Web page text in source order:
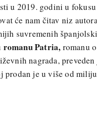
u 2019. godini u
će nam čitav niz
suvremenih
romanu Patria, romanu
nagrada,
prodan je u više od